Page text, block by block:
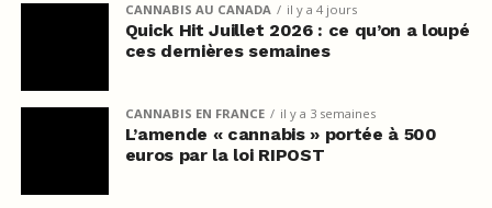
CANNABIS AU CANADA il y a 4 jours
Quick Hit Juillet 2026 : ce qu’on a loupé
ces dernières semaines
CANNABIS EN FRANCE il y a 3 semaines
L’amende « cannabis » portée à 500
euros par la loi RIPOST